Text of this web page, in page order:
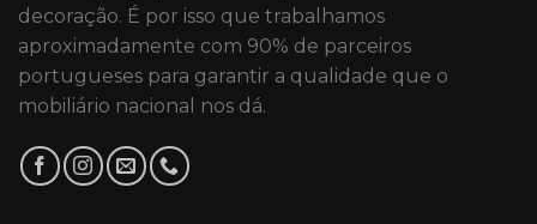
decoração. É por isso que trabalhamos
aproximadamente com 90% de parceiros
portugueses para garantir a qualidade que o
mobiliário nacional nos dá.